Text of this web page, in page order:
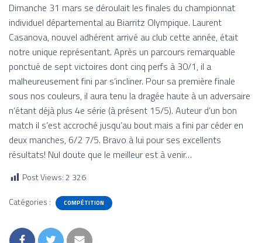
Dimanche 31 mars se déroulait les finales du championnat
individuel départemental au Biarritz Olympique. Laurent
Casanova, nouvel adhérent arrivé au club cette année, était
notre unique représentant. Après un parcours remarquable
ponctué de sept victoires dont cinq perfs à 30/1, il a
malheureusement fini par s’incliner. Pour sa première finale
sous nos couleurs, il aura tenu la dragée haute à un adversaire
n’étant déjà plus 4e série (à présent 15/5). Auteur d’un bon
match il s’est accroché jusqu’au bout mais a fini par céder en
deux manches, 6/2 7/5. Bravo à lui pour ses excellents
résultats! Nul doute que le meilleur est à venir…
Post Views:2 326
Catégories :
COMPÉTITION